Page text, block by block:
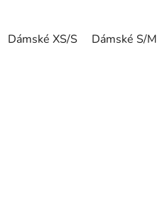
Dámské XS/S Dámské S/M